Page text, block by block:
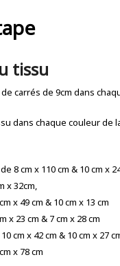
tissu
carrés de 9cm dans
dans chaque couleur
8 cm x 110 cm & 10 cm x
x 32cm,
x 49 cm & 10 cm x 13 cm
x 23 cm & 7 cm x 28 cm
cm x 42 cm & 10 cm x 27
x 78 cm